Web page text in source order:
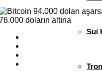
Sui